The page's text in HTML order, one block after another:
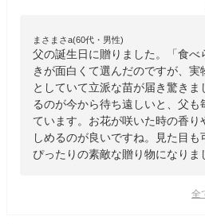
まさまさa(60代・男性)
父の誕生日に贈りました。「食
きが面白くて選んだのですが、実
としていて立派な苗が届き驚き
るのが今から待ち遠しいと、父も
ています。お花が咲いた時の香り
しめるのが良いですね。見た目
ぴったりの素敵な贈り物になりま
全